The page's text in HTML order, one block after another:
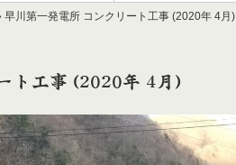
早川第一発電所 コンクリート工事 (2020年 4月)
ト工事 (2020年 4月)